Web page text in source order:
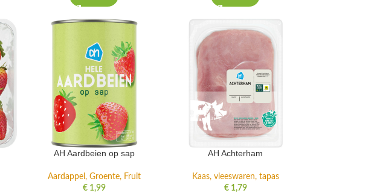
AH Aardbeien op sap
Aardappel, Groente, Fruit
€1,99
AH Achterham
Kaas, vleeswaren, tapas
€1,79